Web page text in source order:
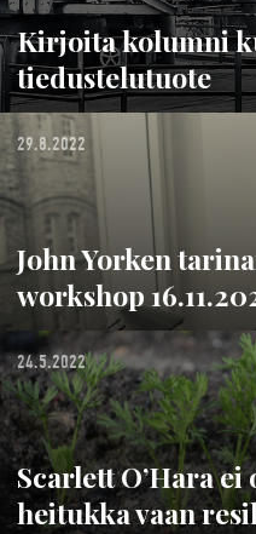
Kirjoita kolumni
tiedustelutuote
29.8.2022
John Yorken
workshop
24.5.2022
Scarlett O’Hara
heitukka vaan